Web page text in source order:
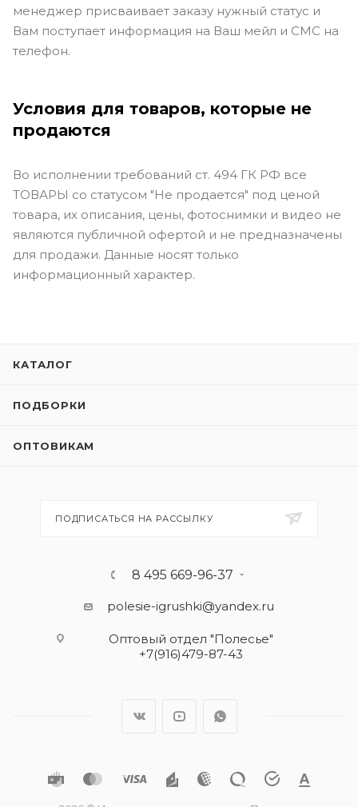
менеджер присваивает заказу нужный статус и
Вам поступает информация на Ваш мейл и СМС на
телефон.
Условия для товаров, которые не
продаются
Во исполнении требований ст. 494 ГК РФ все
ТОВАРЫ со статусом "Не продается" под ценой
товара, их описания, цены, фотоснимки и видео не
являются публичной офертой и не предназначены
для продажи. Данные носят только
информационный характер.
КАТАЛОГ
ПОДБОРКИ
ОПТОВИКАМ
ПОДПИСАТЬСЯ НА РАССЫЛКУ
8 495 669-96-37
polesie-igrushki@yandex.ru
Оптовый отдел "Полесье"
+7(916)479-87-43